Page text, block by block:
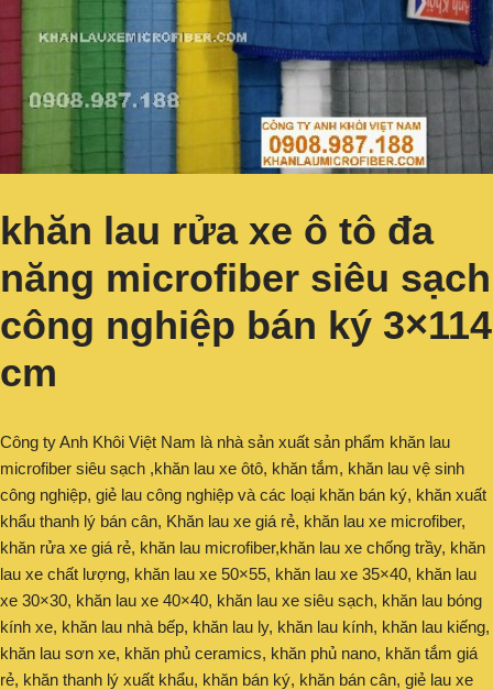
khăn lau rửa xe ô tô đa
năng microfiber siêu sạch
công nghiệp bán ký 3×114
cm
Công ty Anh Khôi Việt Nam là nhà sản xuất sản phẩm khăn lau
microfiber siêu sạch ,khăn lau xe ôtô, khăn tắm, khăn lau vệ sinh
công nghiệp, giẻ lau công nghiệp và các loại khăn bán ký, khăn xuất
khẩu thanh lý bán cân, Khăn lau xe giá rẻ, khăn lau xe microfiber,
khăn rửa xe giá rẻ, khăn lau microfiber,khăn lau xe chống trầy, khăn
lau xe chất lượng, khăn lau xe 50×55, khăn lau xe 35×40, khăn lau
xe 30×30, khăn lau xe 40×40, khăn lau xe siêu sạch, khăn lau bóng
kính xe, khăn lau nhà bếp, khăn lau ly, khăn lau kính, khăn lau kiếng,
khăn lau sơn xe, khăn phủ ceramics, khăn phủ nano, khăn tắm giá
rẻ, khăn thanh lý xuất khẩu, khăn bán ký, khăn bán cân, giẻ lau xe